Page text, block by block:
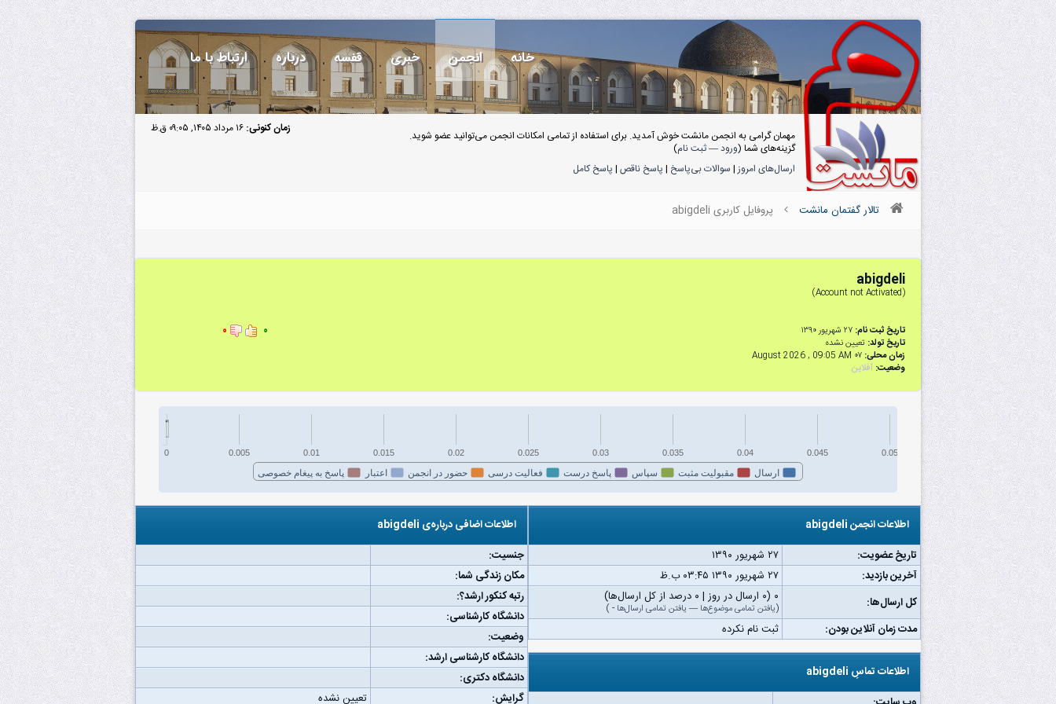
خانه انجمن خبری قفسه درباره ارتباط با ما
زمان کنونی: ۱۶ مرداد ۱۴۰۵, ۰۹:۰۵ ق.ظ
مهمان گرامی به انجمن مانشت خوش آمدید. برای استفاده از تمامی امکانات انجمن می‌توانید عضو شوید.
گزینه‌های شما (ورود—ثبت نام)
ارسال‌های امروز| سوالات بی‌پاسخ | پاسخ ناقص | پاسخ کامل
تالار گفتمان مانشت پروفایل کاربری abigdeli
abigdeli
(Account not Activated)
تاریخ ثبت نام: ۲۷ شهریور ۱۳۹۰
تاریخ تولد: تعیین نشده
زمان محلی: ۰۷ August 2026 , 09:05 AM
وضعیت: آفلاین
۰ ۰
ارسال مقبولیت مثبت سپاس پاسخ درست فعالیت درسی حضور در انجمن اعتبار پاسخ به پیغام خصوصی
0 0.005 0.01 0.015 0.02 0.025 0.03 0.035 0.04 0.045 0.05
اطلاعات انجمن abigdeli
تاریخ عضویت:
۲۷ شهریور ۱۳۹۰
آخرین بازدید:
۲۷ شهریور ۱۳۹۰ ۰۳:۴۵ ب.ظ
کل ارسال‌ها:
۰ (۰ ارسال در روز | ۰ درصد از کل ارسال‌ها)
(یافتن تمامی موضوع‌ها — یافتن تمامی ارسال‌ها -
)
مدت زمان آنلاین بودن: ثبت نام نکرده
اطلاعات تماسِ abigdeli
اطلاعات اضافی درباره‌ی abigdeli
جنسیت:
مکان زندگی شما:
رتبه کنکور ارشد؟:
دانشگاه کارشناسی:
وضعیت:
دانشگاه کارشناسی ارشد:
دانشگاه دکتری:
گرایش:
تعیین نشده